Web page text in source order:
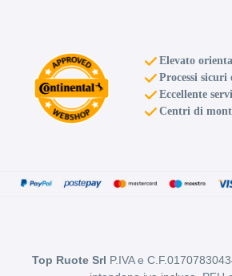
Elevato
Processi
Eccellente
Centri di
Top Ruote Srl P.IVA e